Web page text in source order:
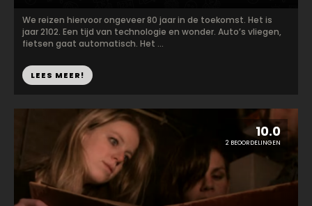
We reizen hiervoor ongeveer 80 jaar in de toekomst. Het is
jaar 2102. Een tijd van technologie en wonder. Auto’s vliegen,
fietsen gaat automatisch. Het ...
LEES MEER!
10.0
2 BEOORDELINGEN